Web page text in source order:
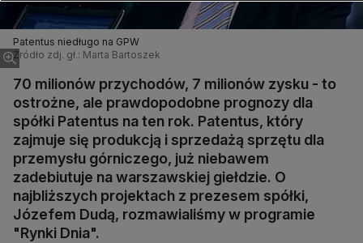
Patentus niedługo na GPW
Źródło zdj. gł.: Marta Bartoszek
70 milionów przychodów, 7 milionów zysku - to
ostrożne, ale prawdopodobne prognozy dla
spółki Patentus na ten rok. Patentus, który
zajmuje się produkcją i sprzedażą sprzętu dla
przemysłu górniczego, już niebawem
zadebiutuje na warszawskiej giełdzie. O
najbliższych projektach z prezesem spółki,
Józefem Dudą, rozmawialiśmy w programie
"Rynki Dnia".